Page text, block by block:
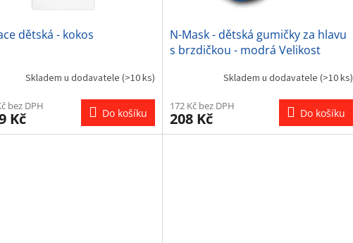
dětská - kokos
Skladem u dodavatele (>10 ks)
bez DPH
Kč Do košíku
N-Mask - dětská gumičky za hlavu
s brzdičkou - modrá Velikost
Skladem u dodavatele (>10 ks)
172 Kč bez DPH
208 Kč Do košíku